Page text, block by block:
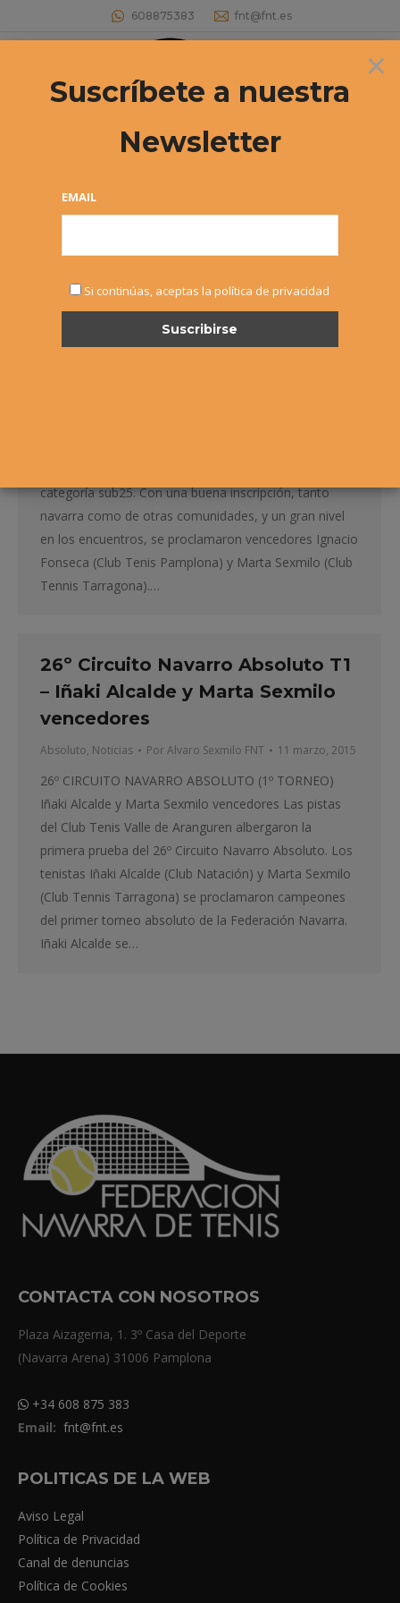
608875383 fnt@fnt.es
Buscar:
Archivos de etiqueta: Ignacio Fonseca
Torneo UNAV Sub25 – Ignacio
Fonseca y Marta Sexmilo
categoría sub25. Con una buena inscripción, tanto
navarra como de otras comunidades, y un gran nivel
en los encuentros, se proclamaron vencedores Ignacio
Fonseca (Club Tenis Pamplona) y Marta Sexmilo (Club
Tennis Tarragona).…
26º Circuito Navarro Absoluto T1
– Iñaki Alcalde y Marta Sexmilo
vencedores
Absoluto, Noticias PorAlvaro Sexmilo FNT 11 marzo, 2015
26º CIRCUITO NAVARRO ABSOLUTO (1º TORNEO)
Iñaki Alcalde y Marta Sexmilo vencedores Las pistas
del Club Tenis Valle de Aranguren albergaron la
primera prueba del 26º Circuito Navarro Absoluto. Los
tenistas Iñaki Alcalde (Club Natación) y Marta Sexmilo
(Club Tennis Tarragona) se proclamaron campeones
del primer torneo absoluto de la Federación Navarra.
Iñaki Alcalde se…
CONTACTA CON NOSOTROS
Plaza Aizagerria, 1. 3º Casa del Deporte
(Navarra Arena) 31006 Pamplona
+34 608 875 383
Email: fnt@fnt.es
POLITICAS DE LA WEB
Aviso Legal
Política de Privacidad
Canal de denuncias
Política de Cookies
×
Suscríbete a nuestra
Newsletter
EMAIL
Si continúas, aceptas la política de privacidad